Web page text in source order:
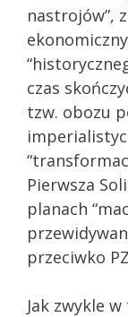
nastrojów”,
czas
tzw. obozu
Pierwsza
planach
przeciwko
Jak zwykle